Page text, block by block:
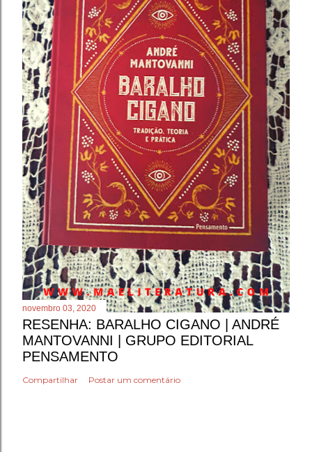
novembro 03, 2020
RESENHA: BARALHO CIGANO | ANDRÉ
MANTOVANNI | GRUPO EDITORIAL
PENSAMENTO
Compartilhar Postar um comentário